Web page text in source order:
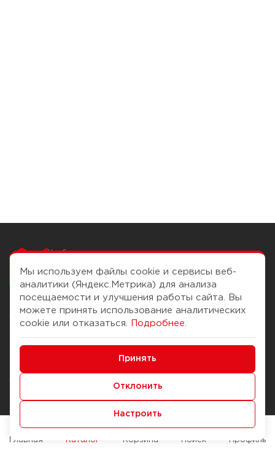
Чтобы вам легко
О компании
История Компании
Журнал
Наши марки
Брендирование
Помощь
Доставка и оплата
Способы оплаты
Служба контроля качества
Мы используем файлы cookie и сервисы веб-
аналитики (Яндекс.Метрика) для анализа
посещаемости и улучшения работы сайта. Вы
можете принять использование аналитических
cookie или отказаться.
Подробнее
Принять
Отклонить
Настроить
Главная Каталог Корзина Поиск Профиль